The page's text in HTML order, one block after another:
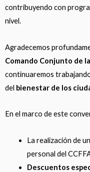
contribuyendo con
nivel.
Agradecemos
Comando Conjunto de
continuaremos
del bienestar de los
En el marco de este
La realización de un
personal del
Descuentos